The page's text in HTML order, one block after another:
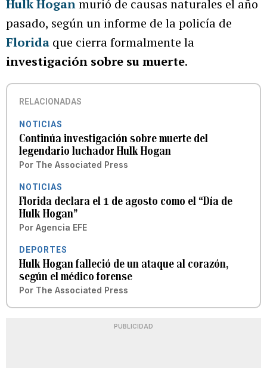
Hulk Hoganmurió de causas naturales el año
pasado, según un informe de la policía de
Florida que cierra formalmente la
investigación sobre su muerte.
RELACIONADAS
NOTICIAS
Continúa investigación sobre muerte del
legendario luchador Hulk Hogan
Por The Associated Press
NOTICIAS
Florida declara el 1 de agosto como el “Día de
Hulk Hogan”
Por Agencia EFE
DEPORTES
Hulk Hogan falleció de un ataque al corazón,
según el médico forense
Por The Associated Press
PUBLICIDAD